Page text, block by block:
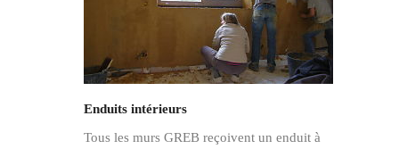
Enduits intérieurs
Tous les murs GREB reçoivent un enduit à